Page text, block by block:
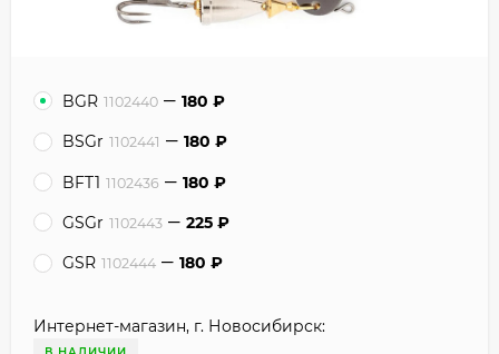
BGR 1102440 180 ₽
BSGr 1102441 180 ₽
BFT1 1102436 180 ₽
GSGr 1102443 225 ₽
GSR 1102444 180 ₽
Интернет-магазин, г. Новосибирск: